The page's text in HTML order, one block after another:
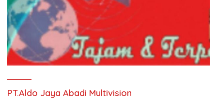
PT.Aldo Jaya Abadi Multivision